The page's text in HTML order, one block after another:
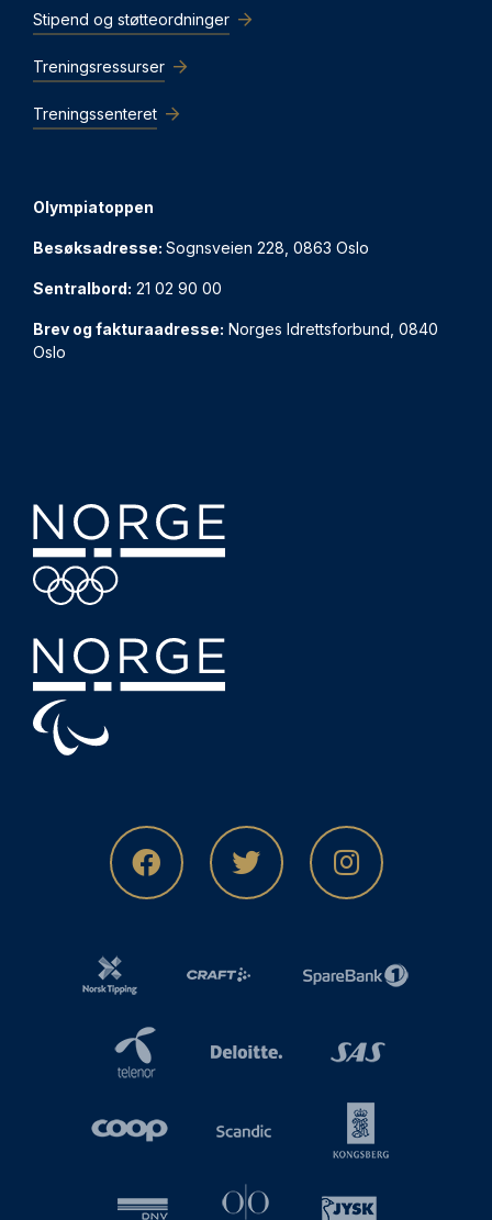
Stipend og støtteordninger
Treningsressurser
Treningssenteret
Olympiatoppen
Besøksadresse: Sognsveien 228, 0863 Oslo
Sentralbord: 21 02 90 00
Brev og fakturaadresse: Norges Idrettsforbund, 0840
Oslo